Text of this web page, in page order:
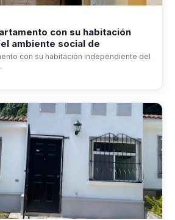
con su habitación
ambiente social de
con su habitación independiente del